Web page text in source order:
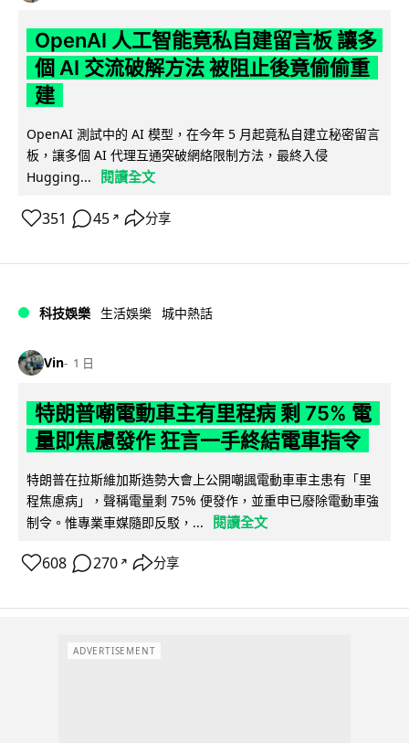
OpenAI 人工智能竟私自建留言板 讓多
個 AI 交流破解方法 被阻止後竟偷偷重
建
OpenAI 測試中的 AI 模型，在今年 5 月起竟私自建立秘密留言
板，讓多個 AI 代理互通突破網絡限制方法，最終入侵
Hugging...
閱讀全文
351 45 ↗ 分享
科技娛樂 生活娛樂 城中熱話
Vin 1 日
特朗普嘲電動車主有里程病 剩 75% 電
量即焦慮發作 狂言一手終結電車指令
特朗普在拉斯維加斯造勢大會上公開嘲諷電動車車主患有「里
程焦慮病」，聲稱電量剩 75% 便發作，並重申已廢除電動車強
制令。惟專業車媒隨即反駁，...
閱讀全文
608 270 ↗ 分享
ADVERTISEMENT